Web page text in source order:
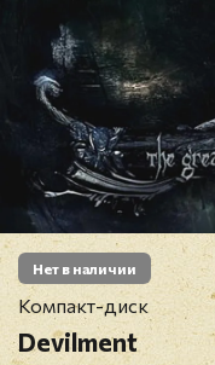
Нет в наличии
Компакт-диск
Devilment